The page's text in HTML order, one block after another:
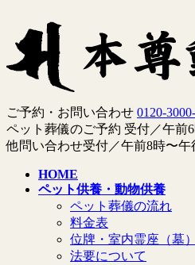
テ
ン
ス
キ
ッ
ゲ
ー
ン
に
移
ご予約・お問い合わせ 0120-
ペット葬儀のご予約 受付／午前
他問い合わせ受付／午前8時〜午
HOME
ペット供養・動物供養
ペット葬儀の流れ
料金表
位牌・室内霊座（墓
法要について